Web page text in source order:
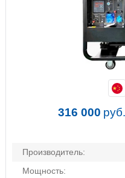
Производитель:
Мощность:
316 000 руб.